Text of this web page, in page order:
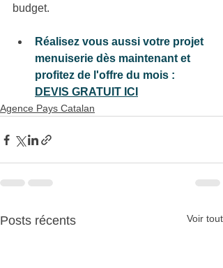
budget.
Réalisez vous aussi votre projet
menuiserie dès maintenant et
profitez de l'offre du mois :
DEVIS GRATUIT ICI
Agence Pays Catalan
Posts récents Voir tout